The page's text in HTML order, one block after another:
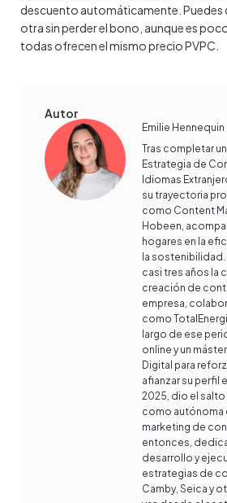
descuento automáticamente. Puedes
otra sin perder el bono, aunque es
todas ofrecen el mismo precio PVPC.
Autor
Emilie Hennequin
Tras completar
Estrategia de
Idiomas
su trayectoria
como Content
Hobeen,
hogares en la
la
casi tres años la
creación de
empresa,
como
largo de ese
online y un
Digital para
afianzar su perfil
2025, dio el
como autónoma
marketing de
entonces,
desarrollo y
estrategias de
Camby, Seica y